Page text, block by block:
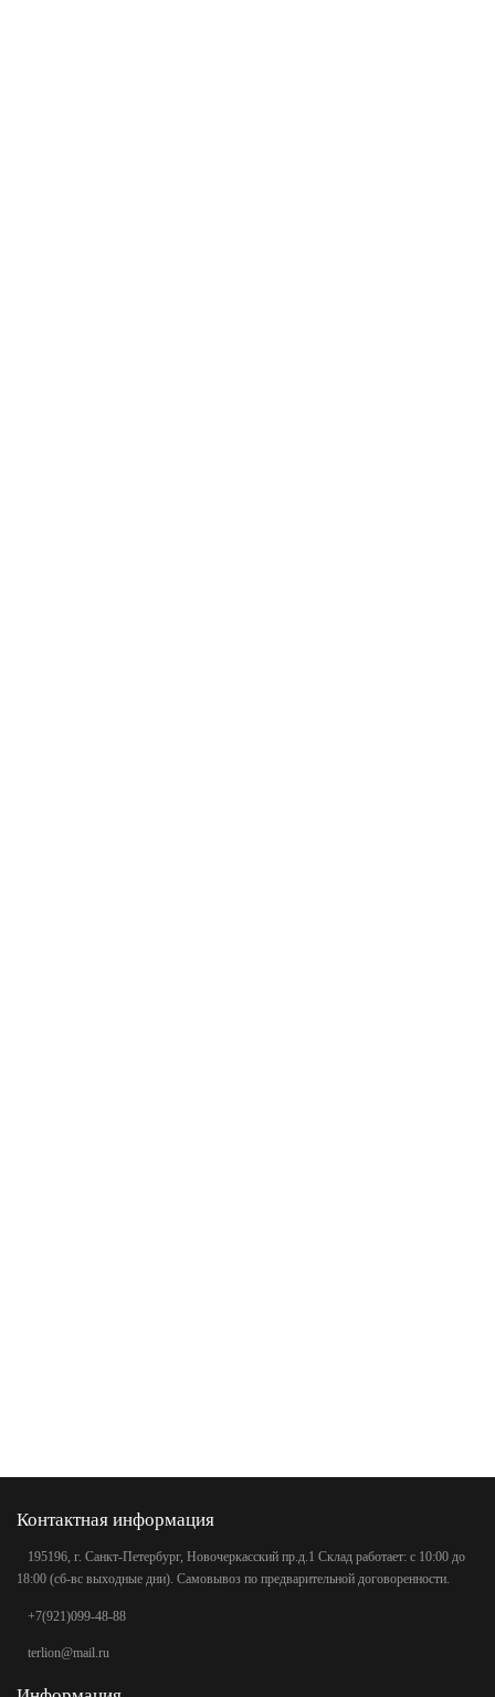
Контактная информация
195196, г. Санкт-Петербург, Новочеркасский пр.д.1 Склад работает: с 10:00 до
18:00 (сб-вс выходные дни). Самовывоз по предварительной договоренности.
+7(921)099-48-88
terlion@mail.ru